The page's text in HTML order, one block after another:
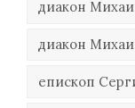
диакон
диакон
епископ